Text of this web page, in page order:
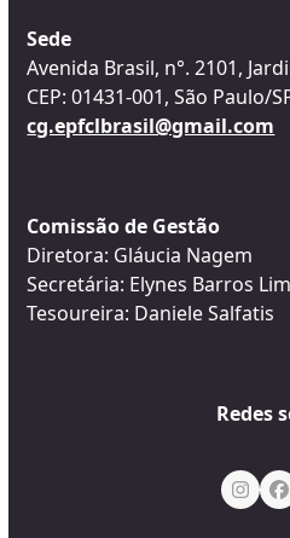
Sede
Avenida Brasil, n°. 2101,
CEP: 01431-001, São Paulo/
cg.epfclbrasil@gmail.com
Comissão de Gestão
Diretora: Gláucia Nagem
Secretária: Elynes Barros
Tesoureira: Daniele Salfatis
Redes